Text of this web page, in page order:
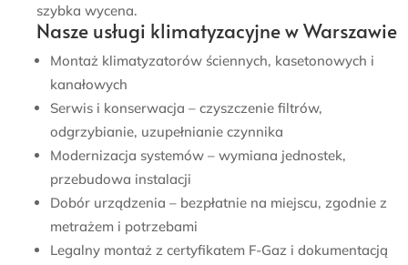
szybka wycena.
Nasze usługi klimatyzacyjne w Warszawie
Montaż klimatyzatorów ściennych, kasetonowych i
kanałowych
Serwis i konserwacja – czyszczenie filtrów,
odgrzybianie, uzupełnianie czynnika
Modernizacja systemów – wymiana jednostek,
przebudowa instalacji
Dobór urządzenia – bezpłatnie na miejscu, zgodnie z
metrażem i potrzebami
Legalny montaż z certyfikatem F-Gaz i dokumentacją